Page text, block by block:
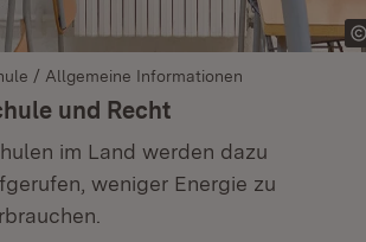
/ Allgemeine Informationen
und Recht
im Land werden dazu
weniger Energie zu